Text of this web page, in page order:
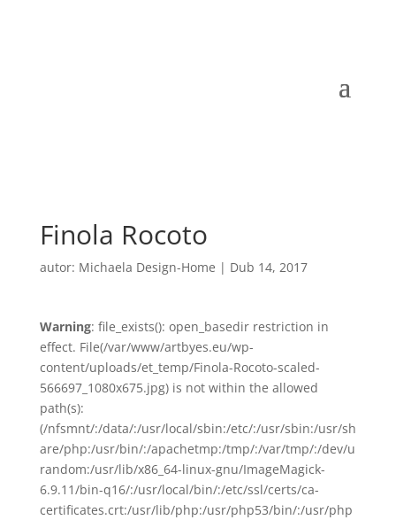
Finola Rocoto
autor: Michaela Design-Home | Dub 14, 2017
Warning: file_exists(): open_basedir restriction in
effect. File(/var/www/artbyes.eu/wp-
content/uploads/et_temp/Finola-Rocoto-scaled-
566697_1080x675.jpg) is not within the allowed
path(s):
(/nfsmnt/:/data/:/usr/local/sbin:/etc/:/usr/sbin:/usr/sh
are/php:/usr/bin/:/apachetmp:/tmp/:/var/tmp/:/dev/u
random:/usr/lib/x86_64-linux-gnu/ImageMagick-
6.9.11/bin-q16/:/usr/local/bin/:/etc/ssl/certs/ca-
certificates.crt:/usr/lib/php:/usr/php53/bin/:/usr/php